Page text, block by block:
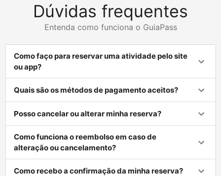
Dúvidas frequentes
Entenda como funciona o GuiaPass
Como faço para reservar uma atividade pelo site
ou app?
Quais são os métodos de pagamento aceitos?
Posso cancelar ou alterar minha reserva?
Como funciona o reembolso em caso de
alteração ou cancelamento?
Como recebo a confirmação da minha reserva?